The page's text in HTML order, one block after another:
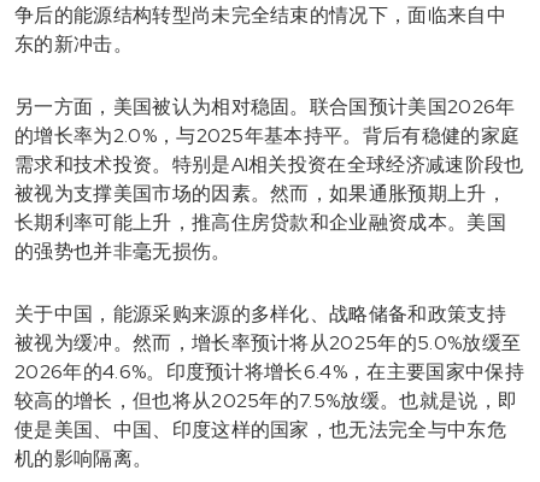
争后的能源结构转型尚未完全结束的情况下，面临来自中
东的新冲击。
另一方面，美国被认为相对稳固。联合国预计美国2026年
的增长率为2.0%，与2025年基本持平。背后有稳健的家庭
需求和技术投资。特别是AI相关投资在全球经济减速阶段也
被视为支撑美国市场的因素。然而，如果通胀预期上升，
长期利率可能上升，推高住房贷款和企业融资成本。美国
的强势也并非毫无损伤。
关于中国，能源采购来源的多样化、战略储备和政策支持
被视为缓冲。然而，增长率预计将从2025年的5.0%放缓至
2026年的4.6%。印度预计将增长6.4%，在主要国家中保持
较高的增长，但也将从2025年的7.5%放缓。也就是说，即
使是美国、中国、印度这样的国家，也无法完全与中东危
机的影响隔离。